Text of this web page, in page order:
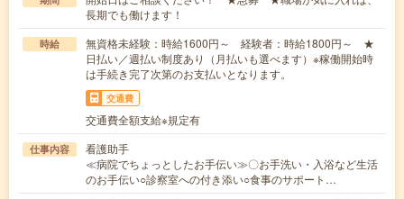
長期でも働けます！
時給
無資格未経験：時給1600円～ 経験者：時給1800円～ ★
日払い／週払い制度あり（月払いも選べます）※稼働開始時
は手続き完了次第のお支払いとなります。
交通費
交通費全額支給※規定有
仕事内容
看護助手
≪病院でちょっとしたお手伝い≫〇お手洗い・入浴など生活
のお手伝い○診察室への付き添い○食事のサポート…